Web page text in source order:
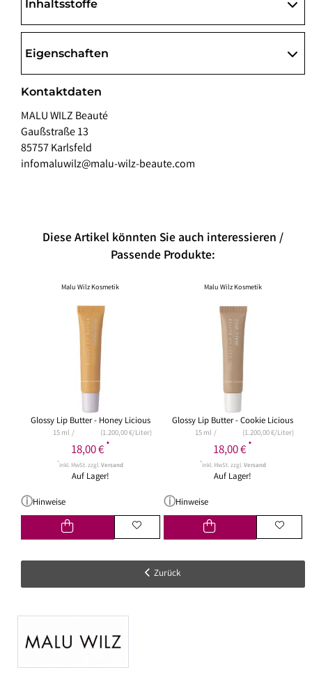
Inhaltsstoffe
Eigenschaften
Kontaktdaten
MALU WILZ Beauté
Gaußstraße 13
85757 Karlsfeld
infomaluwilz@malu-wilz-beaute.com
Diese Artikel könnten Sie auch interessieren /
Passende Produkte:
Malu Wilz Kosmetik
Glossy Lip Butter - Honey Licious
15 ml (1.200,00 €/Liter)
18,00 € *
*inkl. MwSt. zzgl.Versand
Auf Lager!
Hinweise
Malu Wilz Kosmetik
Glossy Lip Butter - Cookie Licious
15 ml (1.200,00 €/Liter)
18,00 € *
*inkl. MwSt. zzgl.Versand
Auf Lager!
Hinweise
Zurück